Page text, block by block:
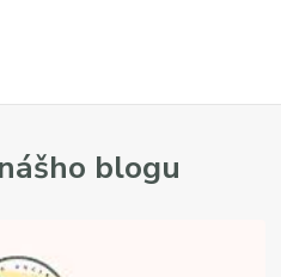
blogu